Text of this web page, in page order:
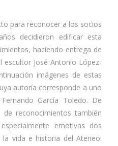
para reconocer a los socios
decidieron edificar esta
haciendo entrega de
escultor José Antonio López-
imágenes de estas
autoría corresponde a uno
García Toledo. De
reconocimientos también
emotivas dos
vida e historia del Ateneo: